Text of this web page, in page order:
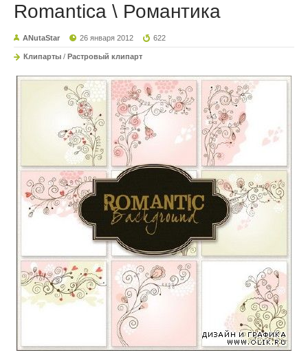
Romantica \ Романтика
ANutaStar 26 января 2012 622
Клипарты / Растровый клипарт